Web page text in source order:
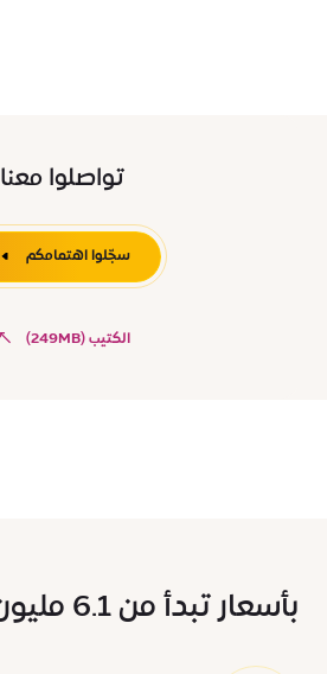
تواصلوا معنا
الكتيب (249MB)
سجّلوا اهتمامكم
بأسعار تبدأ من 6.1 مليون درهم ​